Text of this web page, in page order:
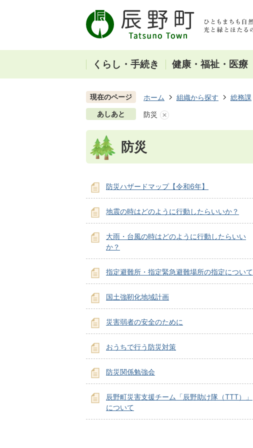
くらし・手続き 健康・福祉・医療
現在のページ ホーム 組織から探す 総務課
あしあと 防災
防災
防災ハザードマップ【令和6年】
地震の時はどのように行動したらいいか？
大雨・台風の時はどのように行動したらいい
か？
指定避難所・指定緊急避難場所の指定について
国土強靭化地域計画
災害弱者の安全のために
おうちで行う防災対策
防災関係勉強会
辰野町災害支援チーム「辰野助け隊（TTT）」
について